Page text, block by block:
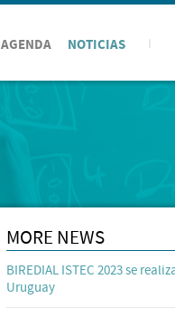
AGENDA NOTICIAS
MORE NEWS
BIREDIAL ISTEC 2023 se
Uruguay